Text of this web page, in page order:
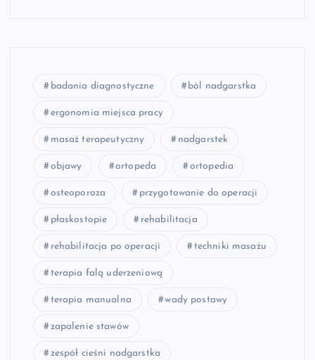
badania diagnostyczne ból nadgarstka
ergonomia miejsca pracy
masaż terapeutyczny nadgarstek
objawy ortopeda ortopedia
osteoporoza przygotowanie do operacji
płaskostopie rehabilitacja
rehabilitacja po operacji techniki masażu
terapia falą uderzeniową
terapia manualna wady postawy
zapalenie stawów
zespół cieśni nadgarstka